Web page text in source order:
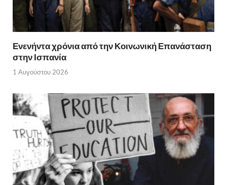
Ενενήντα χρόνια από την Κοινωνική Επανάσταση
στην Ισπανία
1 Αυγούστου 2026